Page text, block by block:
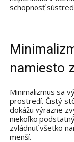
schopnosť
namiesto
Minimalizmus sa
prostredí. Čistý
dokážu výrazne
niekoľko
zvládnuť všetko
menší.